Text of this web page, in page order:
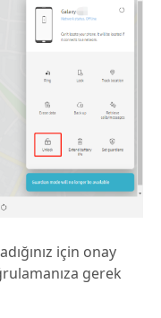
için onay
gerek